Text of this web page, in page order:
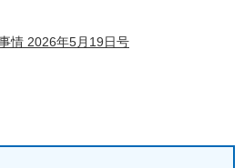
情 2026年5月19日号